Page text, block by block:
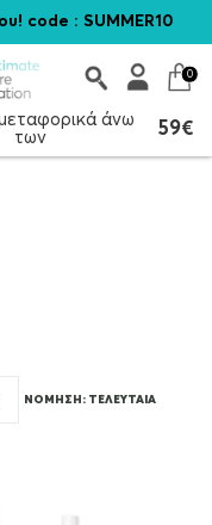
code : SUMMER10
0
άνω
των
59€